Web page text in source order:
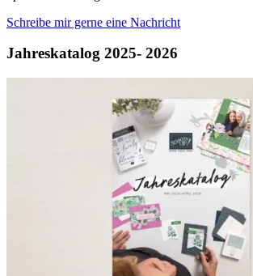
Schreibe mir gerne eine Nachricht
Jahreskatalog 2025- 2026